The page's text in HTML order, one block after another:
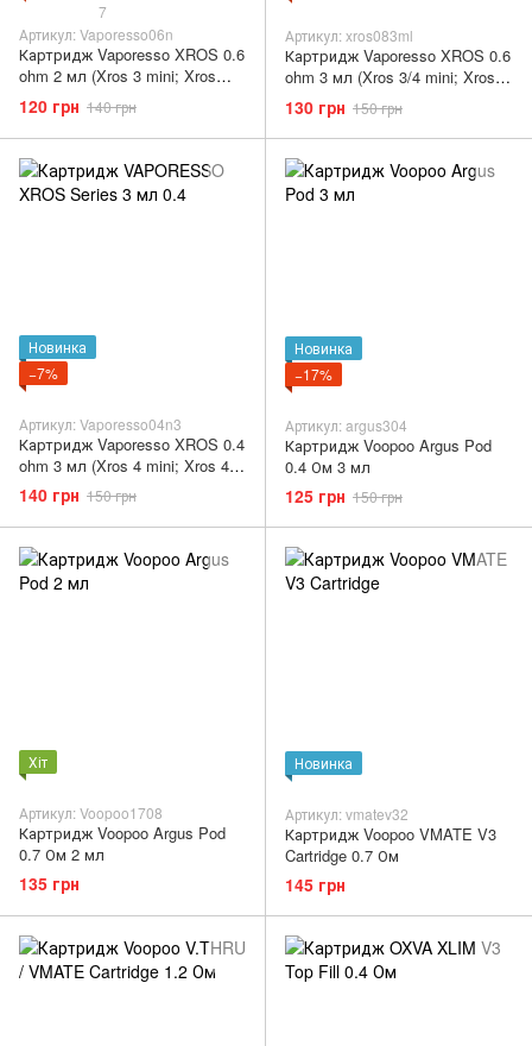
7
Артикул: Vaporesso06n
Картридж Vaporesso XROS 0.6
ohm 2 мл (Xros 3 mini; Xros
mini; Xros 3 nano)
120 грн 140 грн
Артикул: xros083ml
Картридж Vaporesso XROS 0.6
ohm 3 мл (Xros 3/4 mini; Xros
mini; Xros 3 nano)
130 грн 150 грн
Новинка
−7%
Артикул: Vaporesso04n3
Картридж Vaporesso XROS 0.4
ohm 3 мл (Xros 4 mini; Xros 4
Pro; Xros 4)
140 грн 150 грн
Новинка
−17%
Артикул: argus304
Картридж Voopoo Argus Pod
0.4 Ом 3 мл
125 грн 150 грн
Хіт
Артикул: Voopoo1708
Картридж Voopoo Argus Pod
0.7 Ом 2 мл
135 грн
Новинка
Артикул: vmatev32
Картридж Voopoo VMATE V3
Cartridge 0.7 Ом
145 грн